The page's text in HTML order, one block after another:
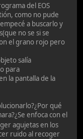
del EOS
como no pude
a buscarlo y
no se si se
el grano rojo pero
salía
para
la pantalla de la
qué
enfoca con el
agujetas en los
ruido al recoger